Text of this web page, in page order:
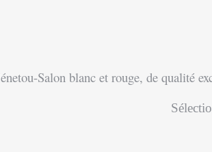
Salon blanc et rouge, de qualité